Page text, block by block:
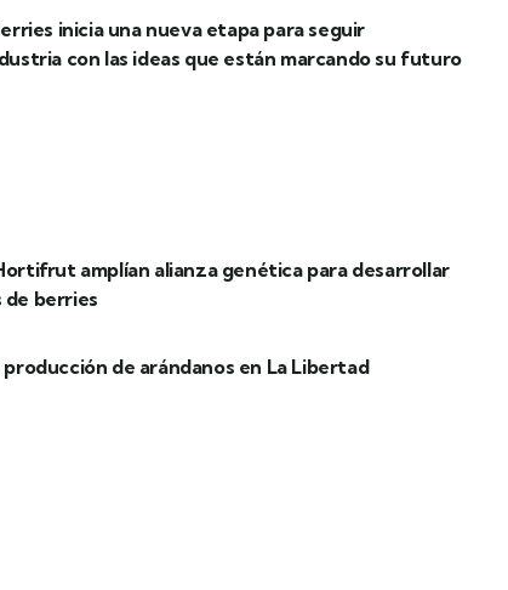
inicia una nueva etapa para seguir
con las ideas que están marcando su futuro
amplían alianza genética para desarrollar
de berries
producción de arándanos en La Libertad